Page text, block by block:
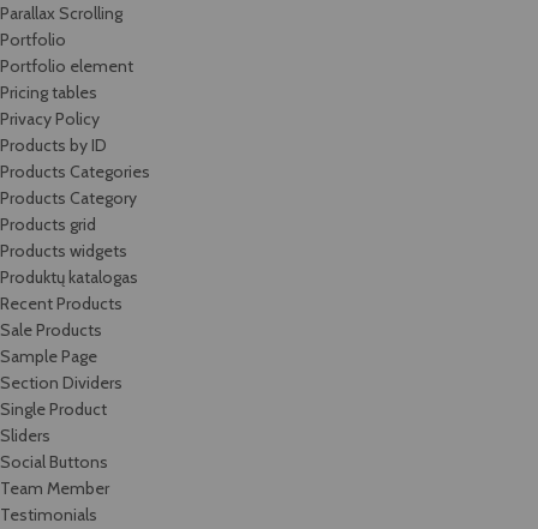
Parallax Scrolling
Portfolio
Portfolio element
Pricing tables
Privacy Policy
Products by ID
Products Categories
Products Category
Products grid
Products widgets
Produktų katalogas
Recent Products
Sale Products
Sample Page
Section Dividers
Single Product
Sliders
Social Buttons
Team Member
Testimonials